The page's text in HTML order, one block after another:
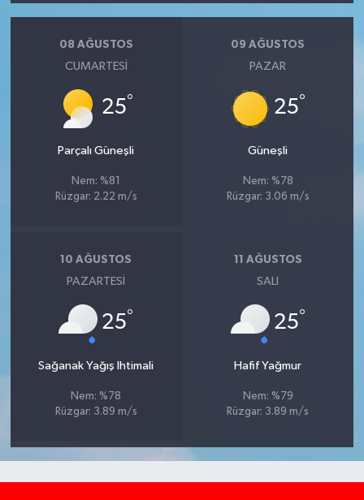
08 AĞUSTOS
CUMARTESI
25°
Parçalı Güneşli
Nem: %81
Rüzgar: 2.22 m/s
09 AĞUSTOS
PAZAR
25°
Güneşli
Nem: %78
Rüzgar: 3.06 m/s
10 AĞUSTOS
PAZARTESI
25°
Sağanak Yağış Ihtimali
Nem: %78
Rüzgar: 3.89 m/s
11 AĞUSTOS
SALI
25°
Hafif Yağmur
Nem: %79
Rüzgar: 3.89 m/s